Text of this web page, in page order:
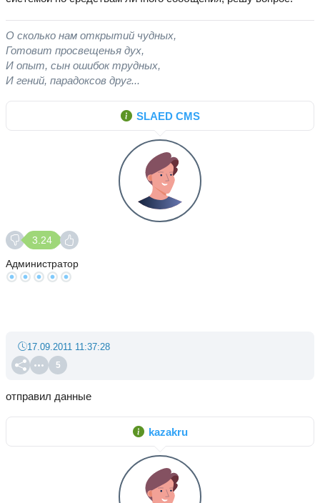
О сколько нам открытий чудных,
Готовит просвещенья дух,
И опыт, сын ошибок трудных,
И гений, парадоксов друг...
SLAED CMS
3.24
Администратор
5
17.09.2011 11:37:28
отправил данные
kazakru